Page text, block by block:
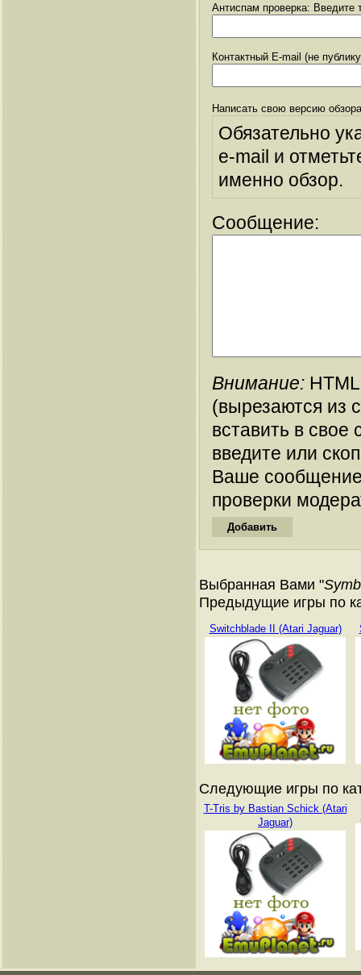
Антиспам проверка: Введите
Контактный E-mail (не
Написать свою версию
Обязательно
e-mail и
именно обзор.
Сообщение:
Внимание:
(вырезаются из
вставить в
введите или
Ваше
проверки
Выбранная Вами "
Предыдущие игры по
Switchblade II (Atari Jaguar)
Следующие игры по
T-Tris by Bastian Schick (Atari
Jaguar)